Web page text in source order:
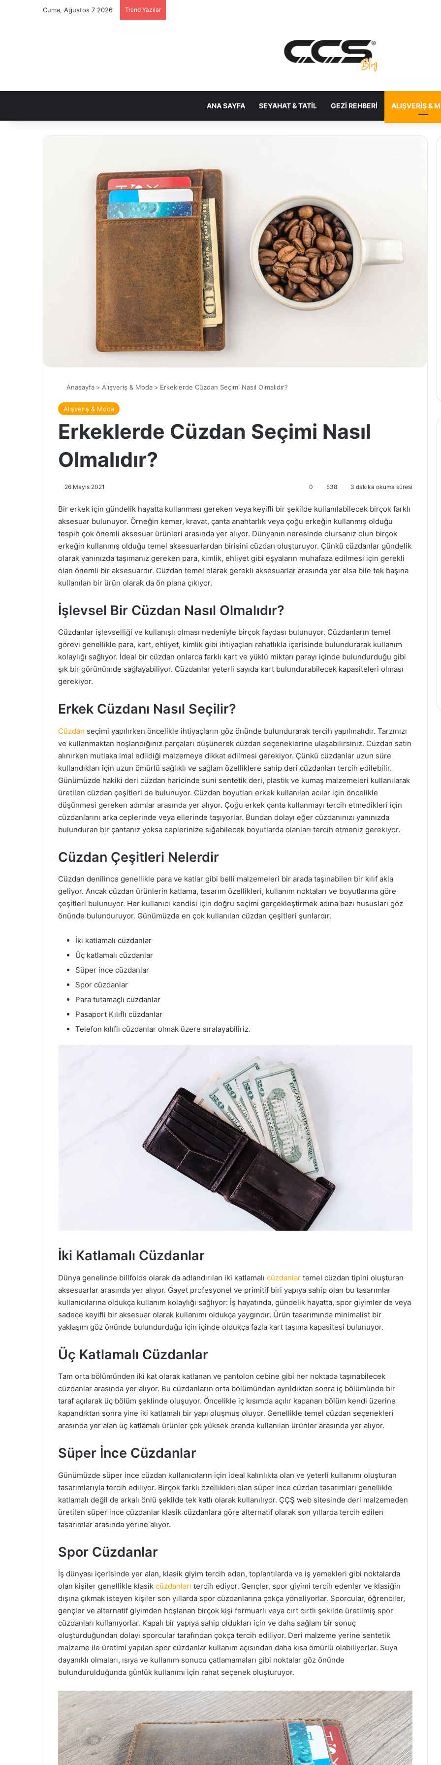
Cuma, Ağustos 7 2026 Trend Yazılar
ANA SAYFA SEYAHAT & TATIL GEZI REHBERI ALIŞVERIŞ &
Anasayfa > Alışveriş & Moda > Erkeklerde Cüzdan Seçimi Nasıl Olmalıdır?
Alışveriş & Moda
Erkeklerde Cüzdan Seçimi Nasıl
Olmalıdır?
26 Mayıs 2021 0 538 3 dakika okuma süresi
​​​​​​Bir erkek için gündelik hayatta kullanması gereken veya keyifli bir şekilde kullanılabilecek birçok farklı
aksesuar bulunuyor. Örneğin kemer, kravat, çanta anahtarlık veya çoğu erkeğin kullanmış olduğu
tespih çok önemli aksesuar ürünleri arasında yer alıyor. Dünyanın neresinde olursanız olun birçok
erkeğin kullanmış olduğu temel aksesuarlardan birisini cüzdan oluşturuyor. Çünkü cüzdanlar gündelik
olarak yanınızda taşımanız gereken para, kimlik, ehliyet gibi eşyaların muhafaza edilmesi için gerekli
olan önemli bir aksesuardır. Cüzdan temel olarak gerekli aksesuarlar arasında yer alsa bile tek başına
kullanılan bir ürün olarak da ön plana çıkıyor.
İşlevsel Bir Cüzdan Nasıl Olmalıdır?
Cüzdanlar işlevselliği ve kullanışlı olması nedeniyle birçok faydası bulunuyor. Cüzdanların temel
görevi genellikle para, kart, ehliyet, kimlik gibi ihtiyaçları rahatlıkla içerisinde bulundurarak kullanım
kolaylığı sağlıyor. İdeal bir cüzdan onlarca farklı kart ve yüklü miktarı parayı içinde bulundurduğu gibi
şık bir görünümde sağlayabiliyor. Cüzdanlar yeterli sayıda kart bulundurabilecek kapasiteleri olması
gerekiyor.
Erkek Cüzdanı Nasıl Seçilir?
Cüzdan seçimi yapılırken öncelikle ihtiyaçların göz önünde bulundurarak tercih yapılmalıdır. Tarzınızı
ve kullanmaktan hoşlandığınız parçaları düşünerek cüzdan seçeneklerine ulaşabilirsiniz. Cüzdan satın
alınırken mutlaka imal edildiği malzemeye dikkat edilmesi gerekiyor. Çünkü cüzdanlar uzun süre
kullandıkları için uzun ömürlü sağlıklı ve sağlam özelliklere sahip deri cüzdanları tercih edilebilir.
Günümüzde hakiki deri cüzdan haricinde suni sentetik deri, plastik ve kumaş malzemeleri kullanılarak
üretilen cüzdan çeşitleri de bulunuyor. Cüzdan boyutları erkek kullanılan acılar için öncelikle
düşünmesi gereken adımlar arasında yer alıyor. Çoğu erkek çanta kullanmayı tercih etmedikleri için
cüzdanlarını arka ceplerinde veya ellerinde taşıyorlar. Bundan dolayı eğer cüzdanınızı yanınızda
bulunduran bir çantanız yoksa ceplerinize sığabilecek boyutlarda olanları tercih etmeniz gerekiyor.
Cüzdan Çeşitleri Nelerdir
Cüzdan denilince genellikle para ve katlar gibi belli malzemeleri bir arada taşınabilen bir kılıf akla
geliyor. Ancak cüzdan ürünlerin katlama, tasarım özellikleri, kullanım noktaları ve boyutlarına göre
çeşitleri bulunuyor. Her kullanıcı kendisi için doğru seçimi gerçekleştirmek adına bazı hususları göz
önünde bulunduruyor. Günümüzde en çok kullanılan cüzdan çeşitleri şunlardır.
İki katlamalı cüzdanlar
Üç katlamalı cüzdanlar
Süper ince cüzdanlar
Spor cüzdanlar
Para tutamaçlı cüzdanlar
Pasaport Kılıflı cüzdanlar
Telefon kılıflı cüzdanlar olmak üzere sıralayabiliriz.
İki Katlamalı Cüzdanlar
Dünya genelinde billfolds olarak da adlandırılan iki katlamalı cüzdanlar temel cüzdan tipini oluşturan
aksesuarlar arasında yer alıyor. Gayet profesyonel ve primitif biri yapıya sahip olan bu tasarımlar
kullanıcılarına oldukça kullanım kolaylığı sağlıyor: İş hayatında, gündelik hayatta, spor giyimler de veya
sadece keyifli bir aksesuar olarak kullanımı oldukça yaygındır. Ürün tasarımında minimalist bir
yaklaşım göz önünde bulundurduğu için içinde oldukça fazla kart taşıma kapasitesi bulunuyor.
Üç Katlamalı Cüzdanlar
Tam orta bölümünden iki kat olarak katlanan ve pantolon cebine gibi her noktada taşınabilecek
cüzdanlar arasında yer alıyor. Bu cüzdanların orta bölümünden ayrıldıktan sonra iç bölümünde bir
taraf açılarak üç bölüm şeklinde oluşuyor. Öncelikle iç kısımda açılır kapanan bölüm kendi üzerine
kapandıktan sonra yine iki katlamalı bir yapı oluşmuş oluyor. Genellikle temel cüzdan seçenekleri
arasında yer alan üç katlamalı ürünler çok yüksek oranda kullanılan ürünler arasında yer alıyor.
Süper İnce Cüzdanlar
Günümüzde süper ince cüzdan kullanıcıların için ideal kalınlıkta olan ve yeterli kullanımı oluşturan
tasarımlarıyla tercih ediliyor. Birçok farklı özellikleri olan süper ince cüzdan tasarımları genellikle
katlamalı değil de arkalı önlü şekilde tek katlı olarak kullanılıyor. ÇÇŞ web sitesinde deri malzemeden
üretilen süper ince cüzdanlar klasik cüzdanlara göre alternatif olarak son yıllarda tercih edilen
tasarımlar arasında yerine alıyor.
Spor Cüzdanlar
İş dünyası içerisinde yer alan, klasik giyim tercih eden, toplantılarda ve iş yemekleri gibi noktalarda
olan kişiler genellikle klasik cüzdanları tercih ediyor. Gençler, spor giyimi tercih edenler ve klasiğin
dışına çıkmak isteyen kişiler son yıllarda spor cüzdanlarına çokça yöneliyorlar. Sporcular, öğrenciler,
gençler ve alternatif giyimden hoşlanan birçok kişi fermuarlı veya cırt cırtlı şekilde üretilmiş spor
cüzdanları kullanıyorlar. Kapalı bir yapıya sahip oldukları için ve daha sağlam bir sonuç
oluşturduğundan dolayı sporcular tarafından çokça tercih ediliyor. Deri malzeme yerine sentetik
malzeme ile üretimi yapılan spor cüzdanlar kullanım açısından daha kısa ömürlü olabiliyorlar. Suya
dayanıklı olmaları, ısıya ve kullanım sonucu çatlamamaları gibi noktalar göz önünde
bulundurulduğunda günlük kullanımı için rahat seçenek oluşturuyor.